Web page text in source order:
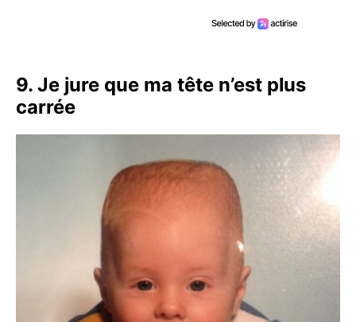
9. Je jure que ma tête n’est plus
carrée